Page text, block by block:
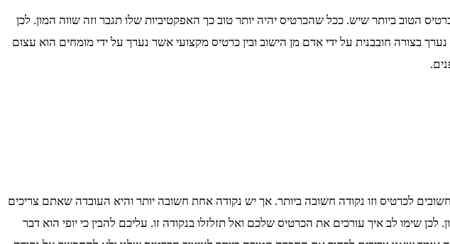
הטוב ביותר שיש. ככל שהכרטיס יהיה יותר טוב כך האפקטיביות שלו תגבר וזה שווה המון. לכן
בצורה חובבנית על ידי אדם מן הישוב ובין כרטיס מקצועי אשר נערך על ידי מומחים הוא עצום
לכרטיס וזו נקודה חשובה ביותר. אך יש נקודה אחת חשובה יותר והיא העובדה שאתם צריכים
שימו לב איך עורכים את הכרטיס שלכם ואל תזלזלו בנקודה זו. עליכם להבין כי יופי הוא דבר